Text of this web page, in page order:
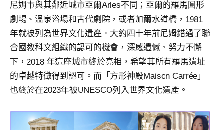
尼姆市與其鄰近城市亞爾Arles不同；亞爾的羅馬圓形
劇場、溫泉浴場和古代劇院，或者加爾水道橋，1981
年就被列為世界文化遺產。大約四十年前尼姆錯過了聯
合國教科文組織的認可的機會，深感遺憾、努力不懈
下，2018 年這座城市終於亮相，希望其所有羅馬遺址
的卓越特徵得到認可。而「方形神殿Maison Carrée」
也終於在2023年被UNESCO列入世界文化遺產。